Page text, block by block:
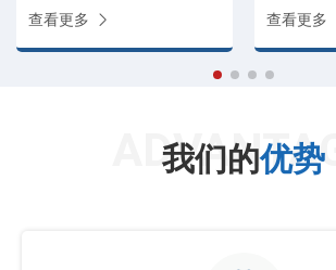
查看更多 查看更多
我们的优势